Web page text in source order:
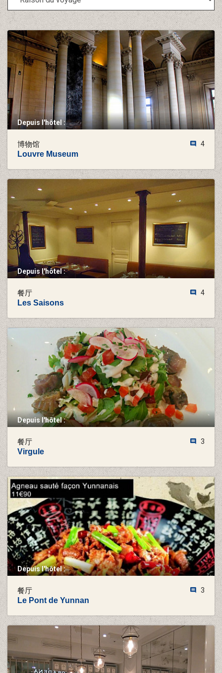
Depuis l'hôtel :
4
博物馆
Louvre Museum
Depuis l'hôtel :
4
餐厅
Les Saisons
Depuis l'hôtel :
3
餐厅
Virgule
Depuis l'hôtel :
3
餐厅
Le Pont de Yunnan